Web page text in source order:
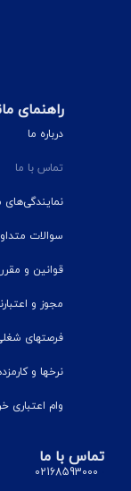
راهنمای
درباره ما
تماس با ما
نمایندگی‌های
سوالات
قوانین و
مجوز و
فرصتهای
نرخ‎ها و کارمزدها
وام اعتباری
تماس با ما
02168593000